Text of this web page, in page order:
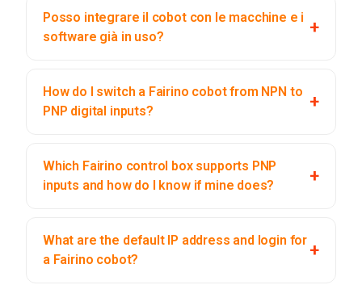
Posso integrare il cobot con le macchine e i
software già in uso?
How do I switch a Fairino cobot from NPN to
PNP digital inputs?
Which Fairino control box supports PNP
inputs and how do I know if mine does?
What are the default IP address and login for
a Fairino cobot?